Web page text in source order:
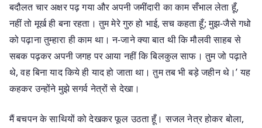
बदौलत चार अक्षर पढ़ गया और अपनी जमींदारी का काम सँभाल लेता हूँ,
नहीं तो मूर्ख ही बना रहता। तुम मेरे गुरु हो भाई, सच कहता हूँ; मुझ-जैसे गधो
को पढ़ाना तुम्हारा ही काम था। न-जाने क्या बात थी कि मौलवी साहब से
सबक पढ़कर अपनी जगह पर आया नहीं कि बिलकुल साफ। तुम जो पढ़ाते
थे, वह बिना याद किये ही याद हो जाता था। तुम तब भी बड़े जहीन थे।’ यह
कहकर उन्होंने मुझे सगर्व नेत्रों से देखा।
मैं बचपन के साथियों को देखकर फूल उठता हूँ। सजल नेत्र होकर बोला,